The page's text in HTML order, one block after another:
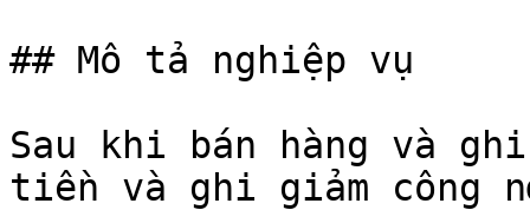
## Mô tả nghiệp vụ
Sau khi bán hàng và
tiền và ghi giảm công